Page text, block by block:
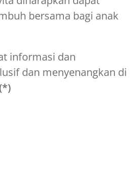
bersama bagi anak
informasi dan
dan menyenangkan di